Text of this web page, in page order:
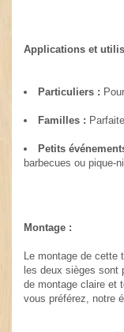
Applications et
Particuliers :
Familles :
Petits
barbecues ou pique-
Montage :
Le montage de
les deux sièges sont
de montage claire et
vous préférez, notre